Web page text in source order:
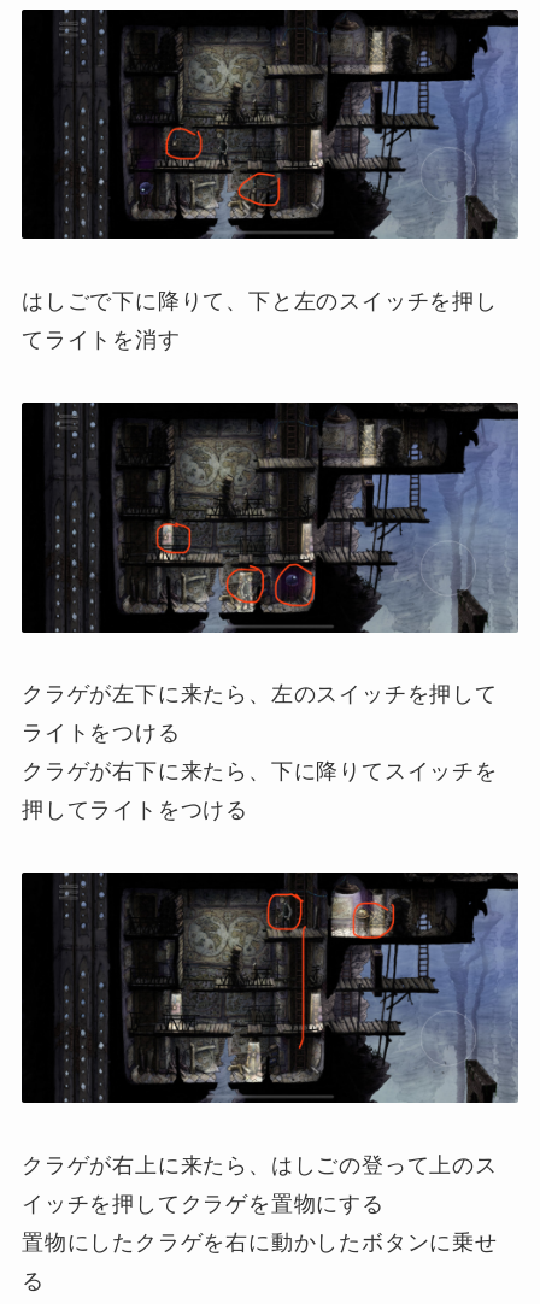
はしごで下に降りて、下と左のスイッチを押し
てライトを消す
クラゲが左下に来たら、左のスイッチを押して
ライトをつける
クラゲが右下に来たら、下に降りてスイッチを
押してライトをつける
クラゲが右上に来たら、はしごの登って上のス
イッチを押してクラゲを置物にする
置物にしたクラゲを右に動かしたボタンに乗せ
る